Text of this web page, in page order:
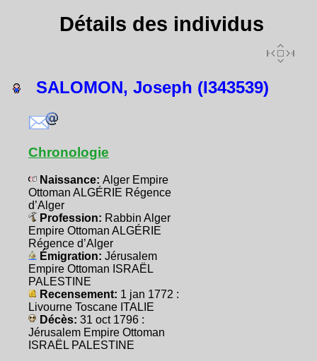
Détails des individus
SALOMON, Joseph (I343539)
Chronologie
Naissance: Alger Empire
Ottoman ALGÉRIE Régence
d’Alger
Profession: Rabbin Alger
Empire Ottoman ALGÉRIE
Régence d’Alger
Émigration: Jérusalem
Empire Ottoman ISRAËL
PALESTINE
Recensement: 1 jan 1772 :
Livourne Toscane ITALIE
Décès: 31 oct 1796 :
Jérusalem Empire Ottoman
ISRAËL PALESTINE